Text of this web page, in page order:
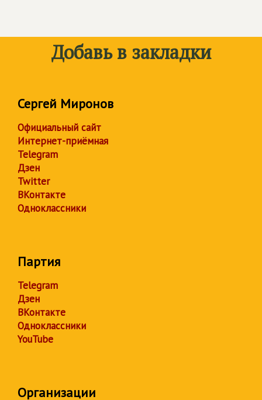
Добавь в закладки
Сергей Миронов
Официальный сайт
Интернет-приёмная
Telegram
Дзен
Twitter
ВКонтакте
Одноклассники
Партия
Telegram
Дзен
ВКонтакте
Одноклассники
YouTube
Организации